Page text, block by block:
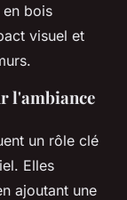
en bois
visuel et
l'ambiance
un rôle clé
Elles
ajoutant une